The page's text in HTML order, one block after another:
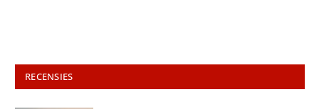
RECENSIES